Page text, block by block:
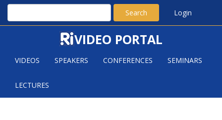
Search Login
VIDEO PORTAL
VIDEOS SPEAKERS CONFERENCES SEMINARS
LECTURES